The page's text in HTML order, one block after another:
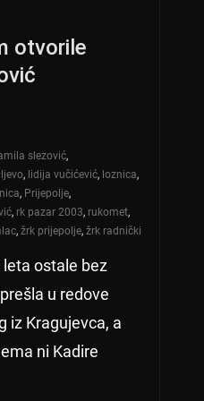
otvorile
slezović,
, lidija vučićević, loznica,
, Prijepolje,
, rk pazar 2003, rukomet,
, žrk prijepolje, žrk radnički
ostale bez
u redove
iz Kragujevca, a
ni Kadire